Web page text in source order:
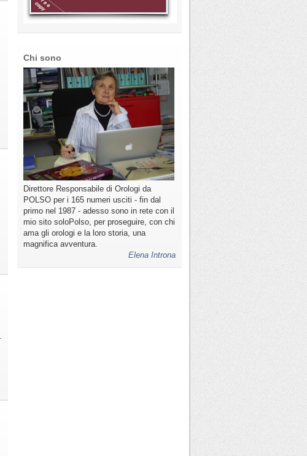
Chi sono
Direttore Responsabile di Orologi da
POLSO per i 165 numeri usciti - fin dal
primo nel 1987 - adesso sono in rete con il
mio sito soloPolso, per proseguire, con chi
ama gli orologi e la loro storia, una
magnifica avventura.
Elena Introna